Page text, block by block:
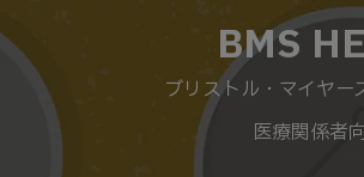
BMS
ブリストル・マイヤ
医療関係者